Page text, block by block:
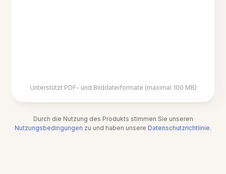
Unterstützt PDF- und Bilddateiformate (maximal 100 MB)
Durch die Nutzung des Produkts stimmen Sie unseren
Nutzungsbedingungen zu und haben unsere Datenschutzrichtlinie.